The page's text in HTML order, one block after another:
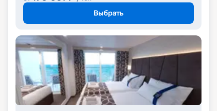
Выбрать